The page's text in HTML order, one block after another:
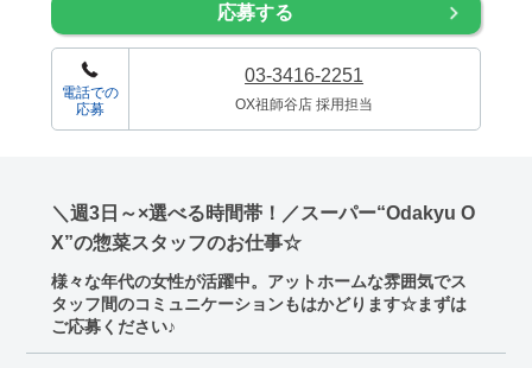
応募する
電話での
応募
03-3416-2251
OX祖師谷店 採用担当
＼週3日～×選べる時間帯！／スーパー“Odakyu O
X”の惣菜スタッフのお仕事☆
様々な年代の女性が活躍中。アットホームな雰囲気でス
タッフ間のコミュニケーションもはかどります☆まずは
ご応募ください♪